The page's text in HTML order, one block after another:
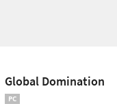
Global Domination
PC